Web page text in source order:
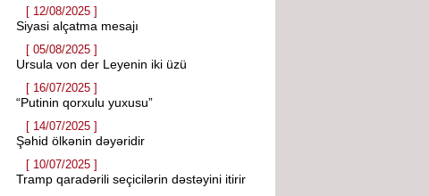
[ 12/08/2025 ]
Siyasi alçatma mesajı
[ 05/08/2025 ]
Ursula von der Leyenin iki üzü
[ 16/07/2025 ]
“Putinin qorxulu yuxusu”
[ 14/07/2025 ]
Şəhid ölkənin dəyəridir
[ 10/07/2025 ]
Tramp qaradərili seçicilərin dəstəyini itirir